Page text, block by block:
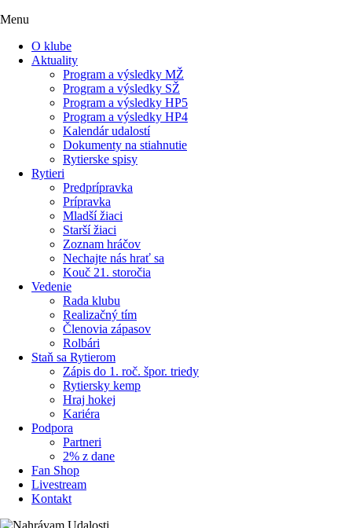
Menu
O klube
Aktuality
Program a výsledky MŽ
Program a výsledky SŽ
Program a výsledky HP5
Program a výsledky HP4
Kalendár udalostí
Dokumenty na stiahnutie
Rytierske spisy
Rytieri
Predprípravka
Prípravka
Mladší žiaci
Starší žiaci
Zoznam hráčov
Nechajte nás hrať sa
Kouč 21. storočia
Vedenie
Rada klubu
Realizačný tím
Členovia zápasov
Rolbári
Staň sa Rytierom
Zápis do 1. roč. špor. triedy
Rytiersky kemp
Hraj hokej
Kariéra
Podpora
Partneri
2% z dane
Fan Shop
Livestream
Kontakt